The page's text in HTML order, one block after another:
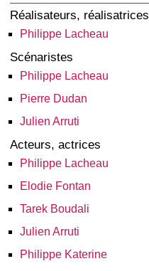
Réalisateurs, réalisatrices
Philippe Lacheau
Scénaristes
Philippe Lacheau
Pierre Dudan
Julien Arruti
Acteurs, actrices
Philippe Lacheau
Elodie Fontan
Tarek Boudali
Julien Arruti
Philippe Katerine